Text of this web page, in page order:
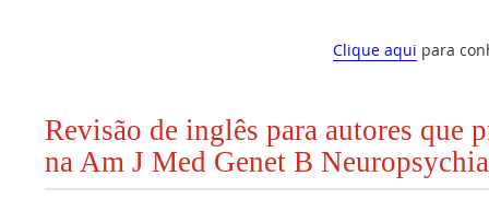
Clique aqui para
Revisão de inglês para autores que
na Am J Med Genet B